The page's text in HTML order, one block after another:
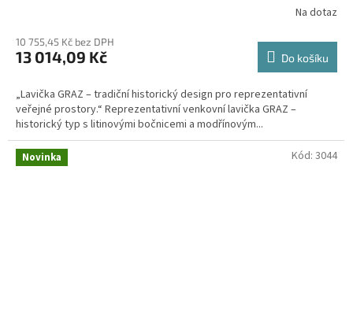
Na dotaz
10 755,45 Kč bez DPH
13 014,09 Kč Do košíku
„Lavička GRAZ – tradiční historický design pro reprezentativní
veřejné prostory.“ Reprezentativní venkovní lavička GRAZ –
historický typ s litinovými bočnicemi a modřínovým...
Novinka Kód: 3044